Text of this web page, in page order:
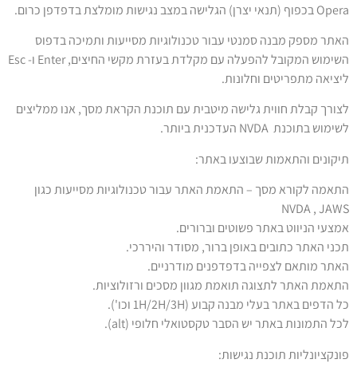
Operaבכפוף (תנאי יצרן) הגלישה במצב נגישות מומלצת בדפדפן כרום.
האתר מספק מבנה סמנטי עבור טכנולוגיות מסייעות ותמיכה בדפוס
השימוש המקובל להפעלה עם מקלדת בעזרת מקשי החיצים,Enter ו-Esc
ליציאה מתפריטים וחלונות.
לצורך קבלת חווית גלישה מיטבית עם תוכנת הקראת מסך, אנו ממליצים
לשימוש בתוכנת NVDA העדכנית ביותר.
תיקונים והתאמות שבוצעו באתר:
התאמה לקורא מסך – התאמת האתר עבור טכנולוגיות מסייעות כגון
NVDA , JAWS
אמצעי הניווט באתר פשוטים וברורים.
תכני האתר כתובים באופן ברור, מסודר והיררכי.
האתר מותאם לצפייה בדפדפנים מודרניים.
התאמת האתר לתצוגה תואמת מגוון מסכים ורזולוציות.
כל הדפים באתר בעלי מבנה קבוע (1H/2H/3H וכו').
לכל התמונות באתר יש הסבר טקסטואלי חלופי (alt).
פונקציונליות תוכנת נגישות: